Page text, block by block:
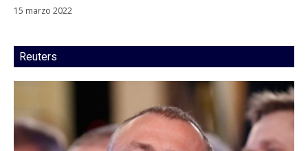
15 marzo 2022
Reuters